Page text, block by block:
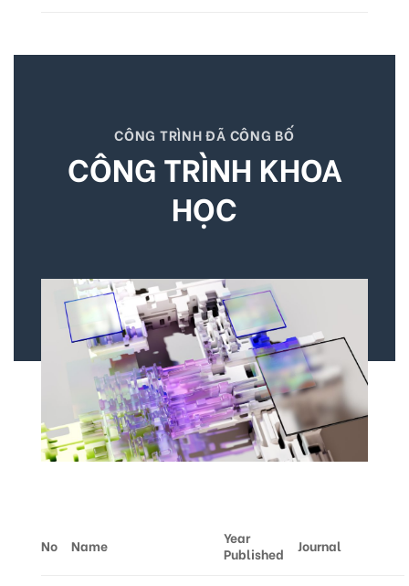
CÔNG TRÌNH ĐÃ CÔNG BỐ
CÔNG TRÌNH KHOA
HỌC
No Name
Year
Published
Journal